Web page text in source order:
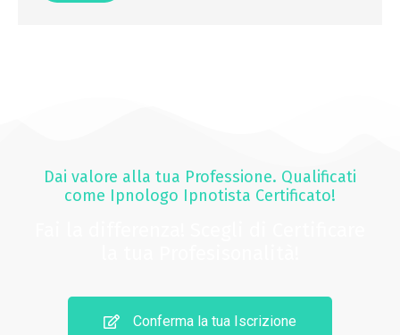
Dai valore alla tua Professione. Qualificati
come Ipnologo Ipnotista Certificato!
Conferma la tua Iscrizione